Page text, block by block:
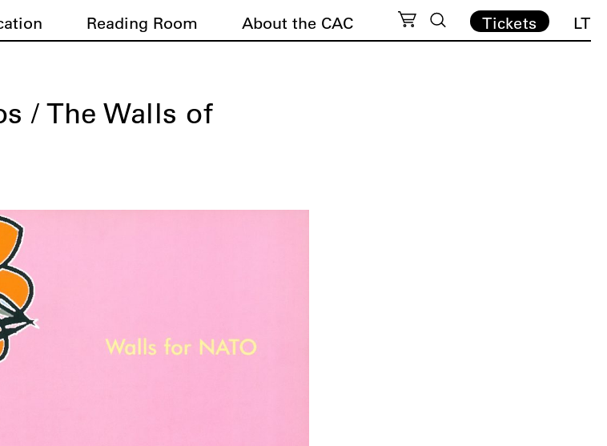
Reading Room About the CAC Tickets LT
/ The Walls of